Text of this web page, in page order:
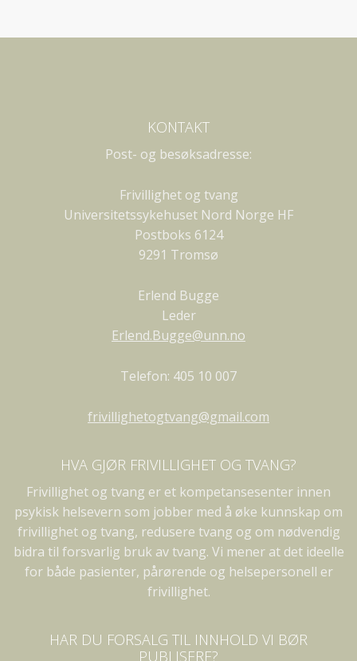
KONTAKT
Post- og besøksadresse:
Frivillighet og tvang
Universitetssykehuset Nord Norge HF
Postboks 6124
9291 Tromsø
Erlend Bugge
Leder
Erlend.Bugge@unn.no
Telefon: 405 10 007
frivillighetogtvang@gmail.com
HVA GJØR FRIVILLIGHET OG TVANG?
Frivillighet og tvang er et kompetansesenter innen
psykisk helsevern som jobber med å øke kunnskap om
frivillighet og tvang, redusere tvang og om nødvendig
bidra til forsvarlig bruk av tvang. Vi mener at det ideelle
for både pasienter, pårørende og helsepersonell er
frivillighet.
HAR DU FORSALG TIL INNHOLD VI BØR
PUBLISERE?